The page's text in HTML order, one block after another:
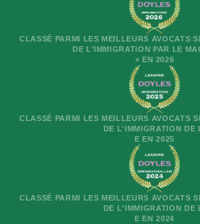
CLASSÉ PARMI LES MEILLEURS AVOCATS
DE L'IMMIGRATION PAR LE
» EN 2026
CLASSÉ PARMI LES MEILLEURS AVOCATS
DE L'IMMIGRATION DE
E EN 2025
CLASSÉ PARMI LES MEILLEURS AVOCATS
DE L'IMMIGRATION DE
E EN 2024